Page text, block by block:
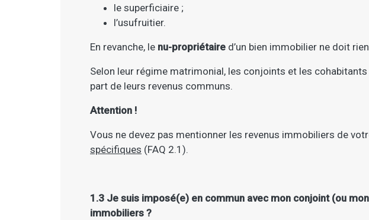
le superficiaire ;
l’usufruitier.
En revanche, le nu-propriétaire d’un bien immobilier ne doit
Selon leur régime matrimonial, les conjoints et les
part de leurs revenus communs.
Attention !
Vous ne devez pas mentionner les revenus immobiliers de
spécifiques (FAQ 2.1).
1.3 Je suis imposé(e) en commun avec mon conjoint (ou
immobiliers ?